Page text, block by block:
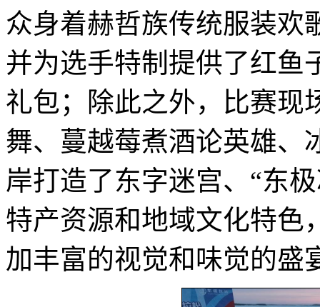
众身着赫哲族传统服装欢
并为选手特制提供了红鱼
礼包；除此之外，比赛现
舞、蔓越莓煮酒论英雄、
岸打造了东字迷宫、“东
特产资源和地域文化特色
加丰富的视觉和味觉的盛